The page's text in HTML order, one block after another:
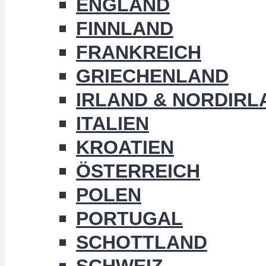
ENGLAND
FINNLAND
FRANKREICH
GRIECHENLAND
IRLAND &
ITALIEN
KROATIEN
ÖSTERREICH
POLEN
PORTUGAL
SCHOTTLAND